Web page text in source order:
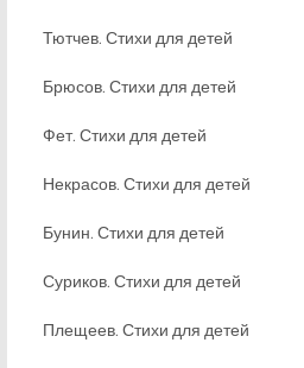
Тютчев. Стихи для детей
Брюсов. Стихи для детей
Фет. Стихи для детей
Некрасов. Стихи для детей
Бунин. Стихи для детей
Суриков. Стихи для детей
Плещеев. Стихи для детей